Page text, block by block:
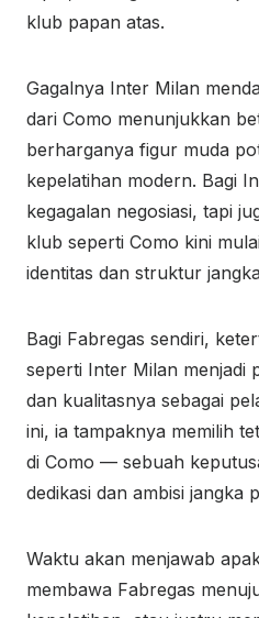
klub papan atas.
Gagalnya Inter Milan
dari Como menunjukkan
berharganya figur muda
kepelatihan modern. Bagi
kegagalan negosiasi, tapi
klub seperti Como kini
identitas dan struktur
Bagi Fabregas sendiri,
seperti Inter Milan menjadi
dan kualitasnya sebagai
ini, ia tampaknya memilih
di Como — sebuah
dedikasi dan ambisi jangka
Waktu akan menjawab
membawa Fabregas